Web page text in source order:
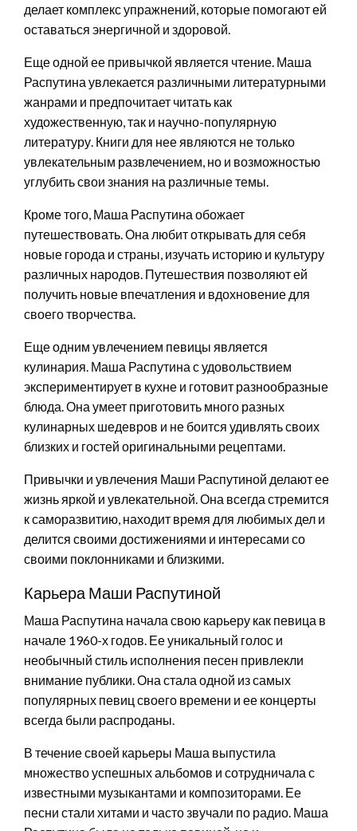
делает комплекс упражнений, которые помогают ей
оставаться энергичной и здоровой.
Еще одной ее привычкой является чтение. Маша
Распутина увлекается различными литературными
жанрами и предпочитает читать как
художественную, так и научно-популярную
литературу. Книги для нее являются не только
увлекательным развлечением, но и возможностью
углубить свои знания на различные темы.
Кроме того, Маша Распутина обожает
путешествовать. Она любит открывать для себя
новые города и страны, изучать историю и культуру
различных народов. Путешествия позволяют ей
получить новые впечатления и вдохновение для
своего творчества.
Еще одним увлечением певицы является
кулинария. Маша Распутина с удовольствием
экспериментирует в кухне и готовит разнообразные
блюда. Она умеет приготовить много разных
кулинарных шедевров и не боится удивлять своих
близких и гостей оригинальными рецептами.
Привычки и увлечения Маши Распутиной делают ее
жизнь яркой и увлекательной. Она всегда стремится
к саморазвитию, находит время для любимых дел и
делится своими достижениями и интересами со
своими поклонниками и близкими.
Карьера Маши Распутиной
Маша Распутина начала свою карьеру как певица в
начале 1960-х годов. Ее уникальный голос и
необычный стиль исполнения песен привлекли
внимание публики. Она стала одной из самых
популярных певиц своего времени и ее концерты
всегда были распроданы.
В течение своей карьеры Маша выпустила
множество успешных альбомов и сотрудничала с
известными музыкантами и композиторами. Ее
песни стали хитами и часто звучали по радио. Маша